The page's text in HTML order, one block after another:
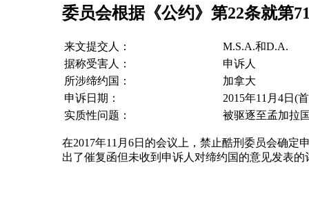
委员会根据《公约》第22条就第
来文提交人：
M.S.A.和D.A.
据称受害人：
申诉人
所涉缔约国：
加拿大
申诉日期：
2015年11月4日(
实质性问题：
被驱逐至孟加拉
在2017年11月6日的会议上，禁止酷刑委员会确定
出了催复函但未收到申诉人对缔约国的意见发表